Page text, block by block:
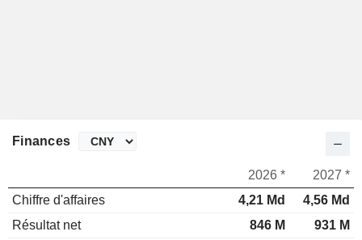
Finances
2026 *
2027 *
Chiffre d'affaires
4,21 Md
4,56 Md
Résultat net
846 M
931 M